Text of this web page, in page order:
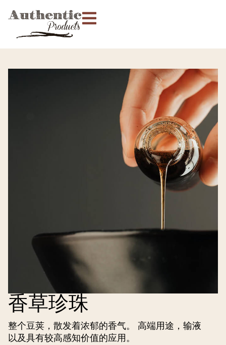
香草珍珠
整个豆荚，散发着浓郁的香气。 高端用途，输液
以及具有较高感知价值的应用。